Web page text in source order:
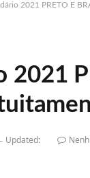
2021 PRETO E
2021
Updated: